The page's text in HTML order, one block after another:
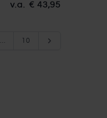
v.a. € 43,95
... Pagina
10 Pagina